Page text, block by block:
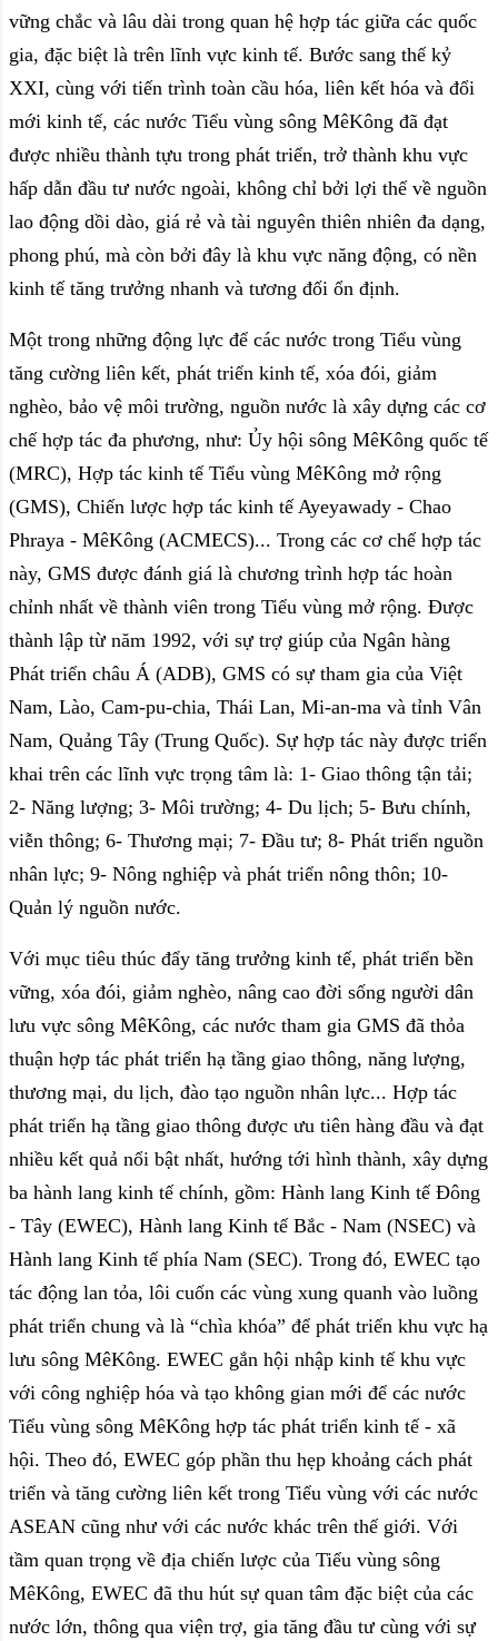
vững chắc và lâu dài trong quan hệ hợp tác giữa các quốc
gia, đặc biệt là trên lĩnh vực kinh tế. Bước sang thế kỷ
XXI, cùng với tiến trình toàn cầu hóa, liên kết hóa và đổi
mới kinh tế, các nước Tiểu vùng sông MêKông đã đạt
được nhiều thành tựu trong phát triển, trở thành khu vực
hấp dẫn đầu tư nước ngoài, không chỉ bởi lợi thế về nguồn
lao động dồi dào, giá rẻ và tài nguyên thiên nhiên đa dạng,
phong phú, mà còn bởi đây là khu vực năng động, có nền
kinh tế tăng trưởng nhanh và tương đối ổn định.
Một trong những động lực để các nước trong Tiểu vùng
tăng cường liên kết, phát triển kinh tế, xóa đói, giảm
nghèo, bảo vệ môi trường, nguồn nước là xây dựng các cơ
chế hợp tác đa phương, như: Ủy hội sông MêKông quốc tế
(MRC), Hợp tác kinh tế Tiểu vùng MêKông mở rộng
(GMS), Chiến lược hợp tác kinh tế Ayeyawady - Chao
Phraya - MêKông (ACMECS)... Trong các cơ chế hợp tác
này, GMS được đánh giá là chương trình hợp tác hoàn
chỉnh nhất về thành viên trong Tiểu vùng mở rộng. Được
thành lập từ năm 1992, với sự trợ giúp của Ngân hàng
Phát triển châu Á (ADB), GMS có sự tham gia của Việt
Nam, Lào, Cam-pu-chia, Thái Lan, Mi-an-ma và tỉnh Vân
Nam, Quảng Tây (Trung Quốc). Sự hợp tác này được triển
khai trên các lĩnh vực trọng tâm là: 1- Giao thông tận tải;
2- Năng lượng; 3- Môi trường; 4- Du lịch; 5- Bưu chính,
viễn thông; 6- Thương mại; 7- Đầu tư; 8- Phát triển nguồn
nhân lực; 9- Nông nghiệp và phát triển nông thôn; 10-
Quản lý nguồn nước.
Với mục tiêu thúc đẩy tăng trưởng kinh tế, phát triển bền
vững, xóa đói, giảm nghèo, nâng cao đời sống người dân
lưu vực sông MêKông, các nước tham gia GMS đã thỏa
thuận hợp tác phát triển hạ tầng giao thông, năng lượng,
thương mại, du lịch, đào tạo nguồn nhân lực... Hợp tác
phát triển hạ tầng giao thông được ưu tiên hàng đầu và đạt
nhiều kết quả nổi bật nhất, hướng tới hình thành, xây dựng
ba hành lang kinh tế chính, gồm: Hành lang Kinh tế Đông
- Tây (EWEC), Hành lang Kinh tế Bắc - Nam (NSEC) và
Hành lang Kinh tế phía Nam (SEC). Trong đó, EWEC tạo
tác động lan tỏa, lôi cuốn các vùng xung quanh vào luồng
phát triển chung và là “chìa khóa” để phát triển khu vực hạ
lưu sông MêKông. EWEC gắn hội nhập kinh tế khu vực
với công nghiệp hóa và tạo không gian mới để các nước
Tiểu vùng sông MêKông hợp tác phát triển kinh tế - xã
hội. Theo đó, EWEC góp phần thu hẹp khoảng cách phát
triển và tăng cường liên kết trong Tiểu vùng với các nước
ASEAN cũng như với các nước khác trên thế giới. Với
tầm quan trọng về địa chiến lược của Tiểu vùng sông
MêKông, EWEC đã thu hút sự quan tâm đặc biệt của các
nước lớn, thông qua viện trợ, gia tăng đầu tư cùng với sự